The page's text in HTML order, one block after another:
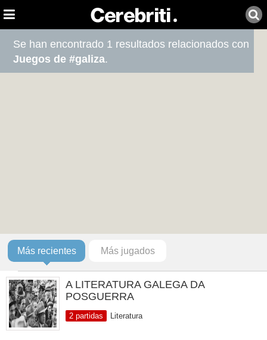
Se han encontrado 1 resultados relacionados con
Juegos de #galiza.
Más recientes Más jugados
A LITERATURA GALEGA DA
POSGUERRA
2 partidas Literatura